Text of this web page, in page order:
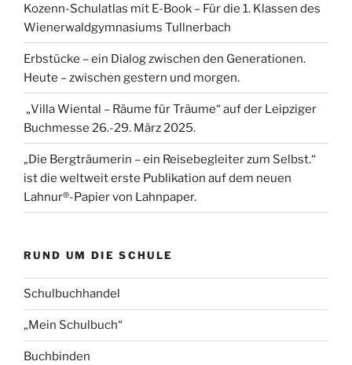
Kozenn-Schulatlas mit E-Book – Für die 1. Klassen des
Wienerwaldgymnasiums Tullnerbach
Erbstücke – ein Dialog zwischen den Generationen.
Heute – zwischen gestern und morgen.
„Villa Wiental – Räume für Träume“ auf der Leipziger
Buchmesse 26.-29. März 2025.
„Die Bergträumerin – ein Reisebegleiter zum Selbst.“
ist die weltweit erste Publikation auf dem neuen
Lahnur®-Papier von Lahnpaper.
RUND UM DIE SCHULE
Schulbuchhandel
„Mein Schulbuch“
Buchbinden